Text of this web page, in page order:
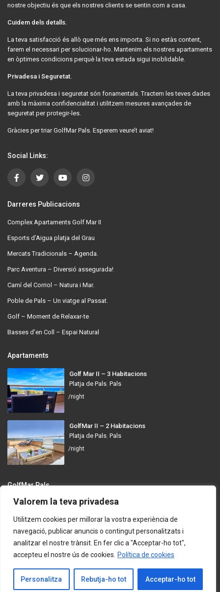
Valorem la teva privadesa
Utilitzem cookies per millorar la vostra experiència de
navegació, publicar anuncis o contingut personalitzats i
analitzar el nostre trànsit. En fer clic a "Acceptar-ho tot",
accepteu el nostre ús de cookies.
Política de cookies
Personalitza Rebutja-ho tot Acceptar-ho tot
nostre objectiu és que els nostres clients se sentin com a casa.
Cuidem dels detalls.
La teva satisfacció és allò que més ens importa. Si no estàs content,
farem el necessari per solucionar-ho. Mantenim els nostres apartaments
en òptimes condicions perquè la teva estada sigui inoblidable.
Privadesa i Seguretat.
La teva privadesa i seguretat són fonamentals. Tractem les teves dades
amb la màxima confidencialitat i utilitzem mesures avançades de
seguretat per protegir-les.
Gràcies per triar GolfMar Pals. Esperem veure’t aviat!
Social Links:
Darreres Publicacions
Complex Apartaments Golf Mar II
Esports d’Aigua platja del Grau
Mercats Tradicionals – Agenda.
Parc Aventura – Diversió assegurada!
Camí del Corriol – Natura i Mar.
Poble de Pals – Un viatge al Passat.
Golf – Moment de Relaxar-te
Basses d’en Coll – Espai Natural
Apartaments
Golf Mar II – 3 Habitacions
Platja de Pals, Pals
/night
GolfMar II – 2 Habitacions
Platja de Pals, Pals
/night
GolfMar Pals
Avinguda dels Arenals de Mar, 372, 17256 Pals, Girona
info@golfmarpals.com
https://golfmarpals.com/
Política de Privadesa i Condicions d’Ús
Contacta amb Nosaltres